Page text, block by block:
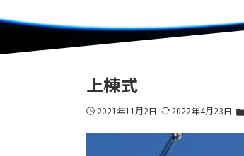
上棟式
2021年11月2日 2022年4月23日 folder